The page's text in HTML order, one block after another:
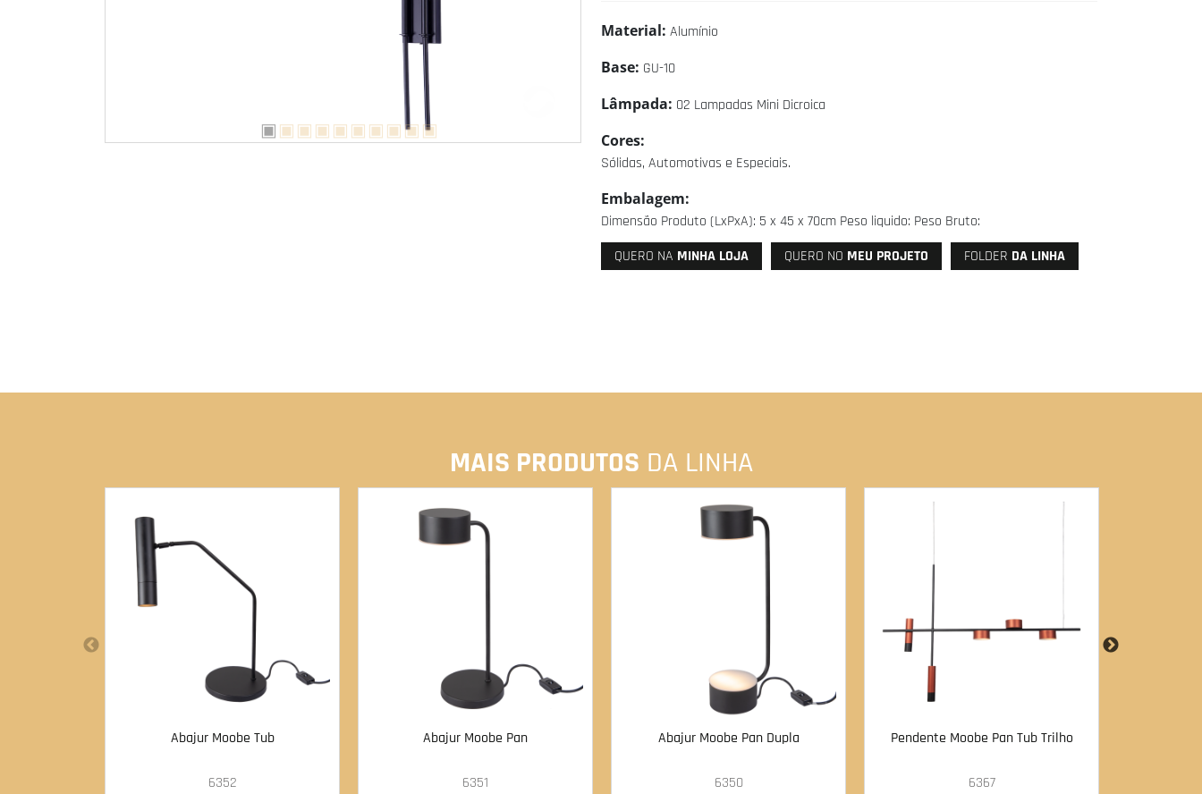
Material: Alumínio
Base: GU-10
Lâmpada: 02 Lampadas Mini Dicroica
Cores:
Sólidas, Automotivas e Especiais.
Embalagem:
Dimensão Produto (LxPxA): 5 x 45 x 70cm Peso liquido: Peso Bruto:
QUERO NA MINHA LOJA QUERO NO MEU PROJETO FOLDER DA LINHA
MAIS PRODUTOS DA LINHA
Abajur Moobe Tub
6352
Abajur Moobe Pan
6351
Abajur Moobe Pan Dupla
6350
Pendente Moobe Pan Tub Trilho
6367